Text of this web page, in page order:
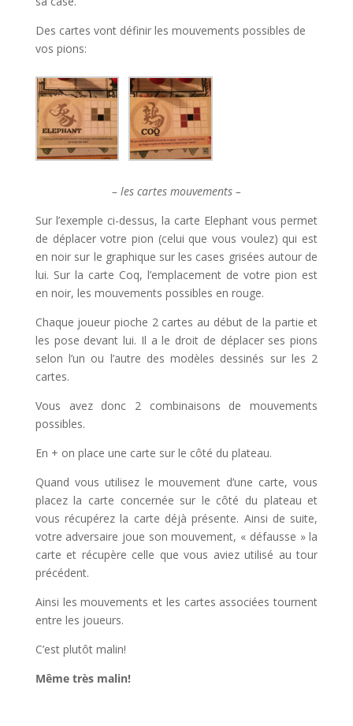
Des cartes vont définir les mouvements possibles de
vos pions:
– les cartes mouvements –
Sur l’exemple ci-dessus, la carte Elephant vous permet
de déplacer votre pion (celui que vous voulez) qui est
en noir sur le graphique sur les cases grisées autour de
lui. Sur la carte Coq, l’emplacement de votre pion est
en noir, les mouvements possibles en rouge.
Chaque joueur pioche 2 cartes au début de la partie et
les pose devant lui. Il a le droit de déplacer ses pions
selon l’un ou l’autre des modèles dessinés sur les 2
cartes.
Vous avez donc 2 combinaisons de mouvements
possibles.
En + on place une carte sur le côté du plateau.
Quand vous utilisez le mouvement d’une carte, vous
placez la carte concernée sur le côté du plateau et
vous récupérez la carte déjà présente. Ainsi de suite,
votre adversaire joue son mouvement, « défausse » la
carte et récupère celle que vous aviez utilisé au tour
précédent.
Ainsi les mouvements et les cartes associées tournent
entre les joueurs.
C’est plutôt malin!
Même très malin!